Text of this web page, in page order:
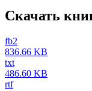
Скачать
fb2
836.66 KB
txt
486.60 KB
rtf